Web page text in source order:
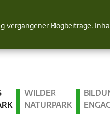
vergangener Blogbeiträge.
und Natur im
WILDER
NATURPARK